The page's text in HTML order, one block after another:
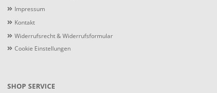
Impressum
Kontakt
Widerrufsrecht & Widerrufsformular
Cookie Einstellungen
SHOP SERVICE